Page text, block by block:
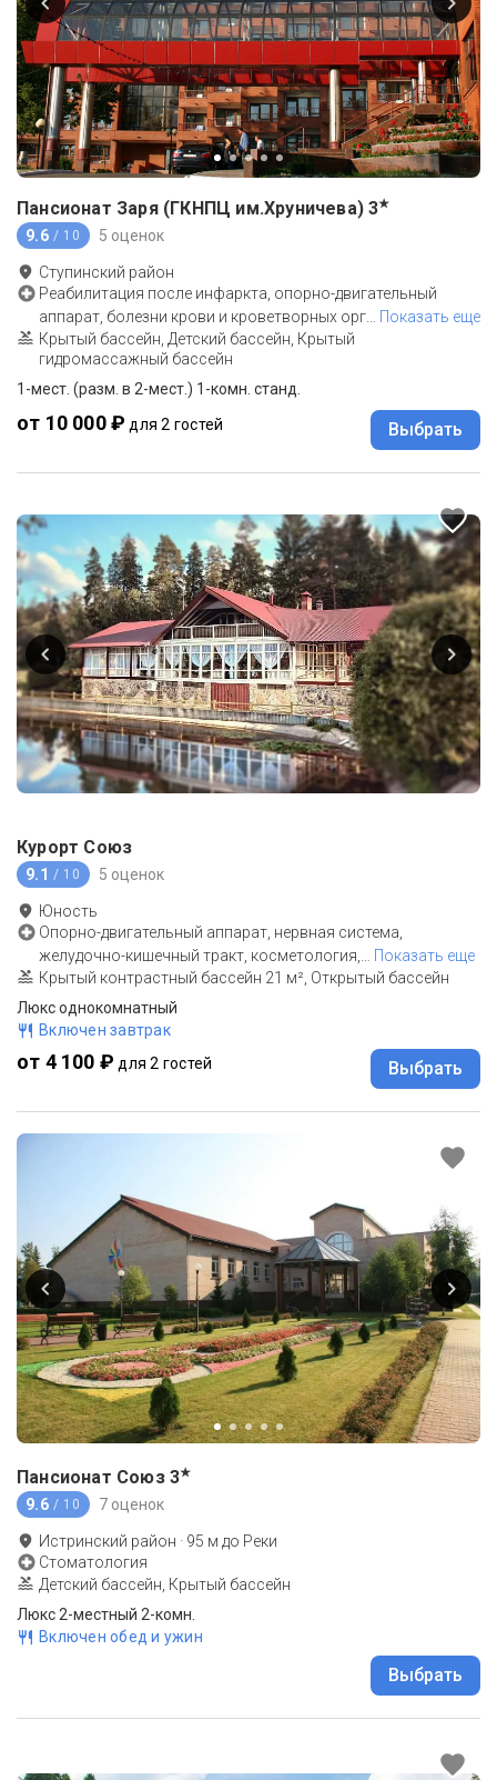
Пансионат Заря (ГКНПЦ им.Хруничева) 3★
9.6 / 10 5 оценок
Ступинский район
Реабилитация после инфаркта, опорно-двигательный
аппарат, болезни крови и кроветворных орг
Показать еще
Крытый бассейн, Детский бассейн, Крытый
гидромассажный бассейн
1-мест. (разм. в 2-мест.) 1-комн. станд.
от 10 000 ₽ для 2 гостей Выбрать
Курорт Союз
9.1 / 10 5 оценок
Юность
Опорно-двигательный аппарат, нервная система,
желудочно-кишечный тракт, косметология,… Показать еще
Крытый контрастный бассейн 21 м², Открытый бассейн
Люкс однокомнатный
Включен завтрак
от 4 100 ₽ для 2 гостей Выбрать
Пансионат Союз 3★
9.6 / 10 7 оценок
Истринский район · 95 м до Реки
Стоматология
Детский бассейн, Крытый бассейн
Люкс 2-местный 2-комн.
Включен обед и ужин
Выбрать